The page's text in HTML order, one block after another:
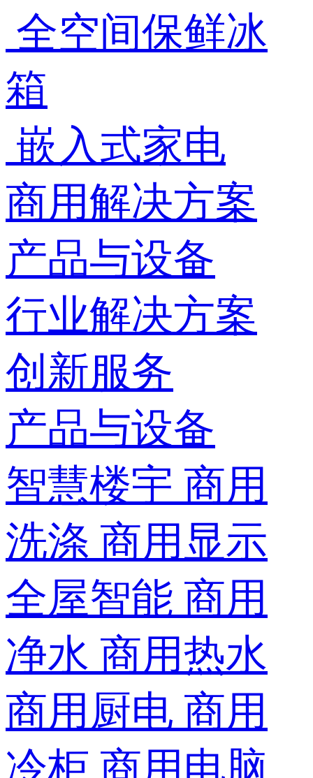
全空间保鲜冰
箱
嵌入式家电
商用解决方案
产品与设备
行业解决方案
创新服务
产品与设备
智慧楼宇 商用
洗涤 商用显示
全屋智能 商用
净水 商用热水
商用厨电 商用
冷柜 商用电脑